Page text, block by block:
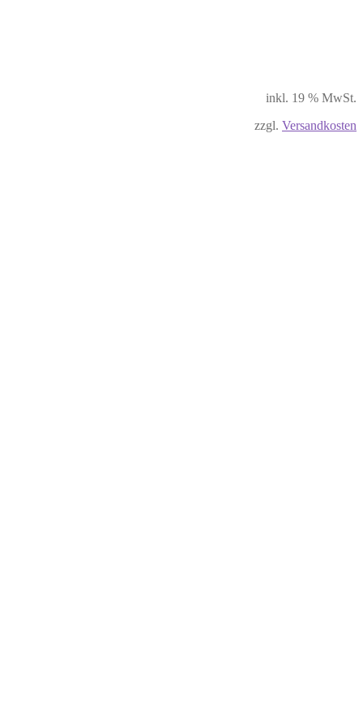
inkl. 19 % MwSt.
zzgl. Versandkosten